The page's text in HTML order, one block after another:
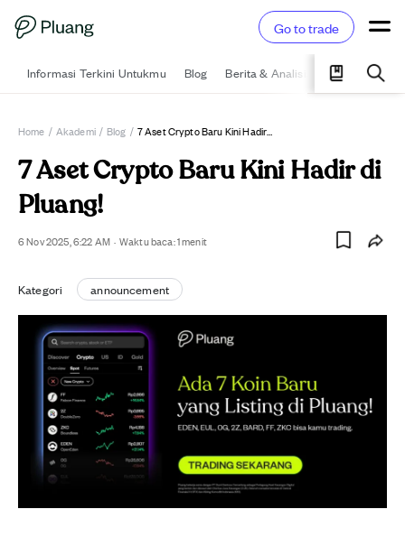
Go to trade
Informasi Terkini Untukmu Blog Berita & Analisis Pelajari
Home / Akademi / Blog / 7 Aset Crypto Baru Kini Hadir Di Pluang!
7 Aset Crypto Baru Kini Hadir di
Pluang!
6 Nov 2025, 6:22 AM · Waktu baca:1menit
Kategori announcement